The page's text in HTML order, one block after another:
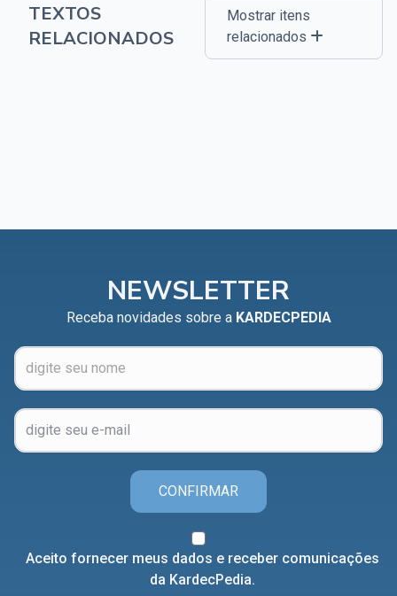
TEXTOS
RELACIONADOS
Mostrar itens
relacionados
NEWSLETTER
Receba novidades sobre a KARDECPEDIA
CONFIRMAR
Aceito fornecer meus dados e receber comunicações
da KardecPedia.